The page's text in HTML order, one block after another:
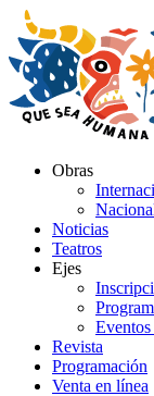
al
contenido
Obras
Noticias
Teatros
Ejes
Eventos
Revista
Programación
Venta en línea